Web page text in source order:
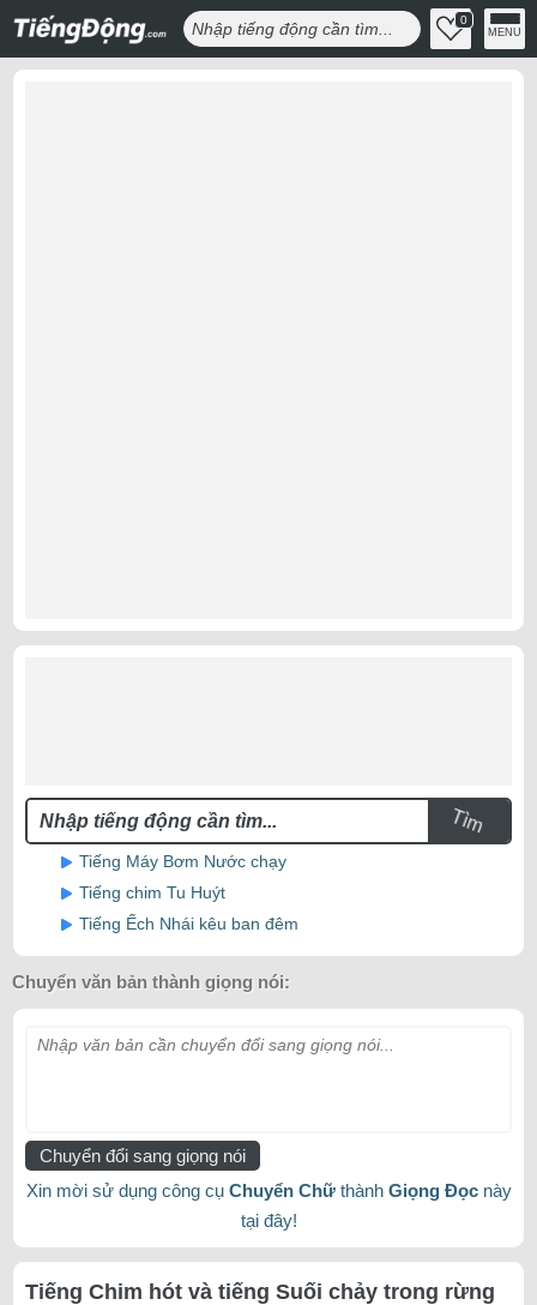
0
MENU
Tìm
Tiếng Máy Bơm Nước chạy
Tiếng chim Tu Huýt
Tiếng Ếch Nhái kêu ban đêm
Chuyển văn bản thành giọng nói:
Nhập văn bản cần chuyển đổi sang giọng nói...
Chuyển đổi sang giọng nói
Xin mời sử dụng công cụ Chuyển Chữthành Giọng Đọcnày
tại đây!
Tiếng Chim hót và tiếng Suối chảy trong rừng